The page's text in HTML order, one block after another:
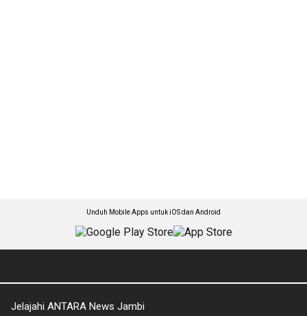
Unduh Mobile Apps untuk iOS dan Android
Jelajahi ANTARA News Jambi